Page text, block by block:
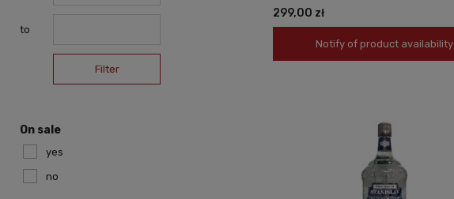
to
Filter
On sale
yes
no
299,00 zł
Notify of product availability